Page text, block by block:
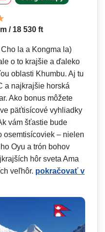
/ 18 530 ft
la a Kongma la)
o to krajšie a ďaleko
oblasti Khumbu. Aj tu
a najkrajšie horská
Ako bonus môžete
päťtisícové vyhliadky
vám šťastie bude
osemtisícoviek – nielen
Oyu a trón bohov
hôr sveta Ama
veľhôr. pokračovať v